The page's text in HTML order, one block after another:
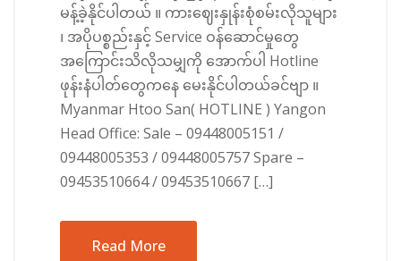
မန့်ခဲ့နိုင်ပါတယ် ။ ကားဈေးနှုန်းစုံစမ်းလိုသူများ
၊ အပိုပစ္စည်းနှင့် Service ဝန်ဆောင်မှုတွေ
အကြောင်းသိလိုသမျှကို အောက်ပါ Hotline
ဖုန်းနံပါတ်တွေကနေ မေးနိုင်ပါတယ်ခင်ဗျာ ။
Myanmar Htoo San( HOTLINE ) Yangon
Head Office: Sale – 09448005151 /
09448005353 / 09448005757 Spare –
09453510664 / 09453510667 […]
Read More